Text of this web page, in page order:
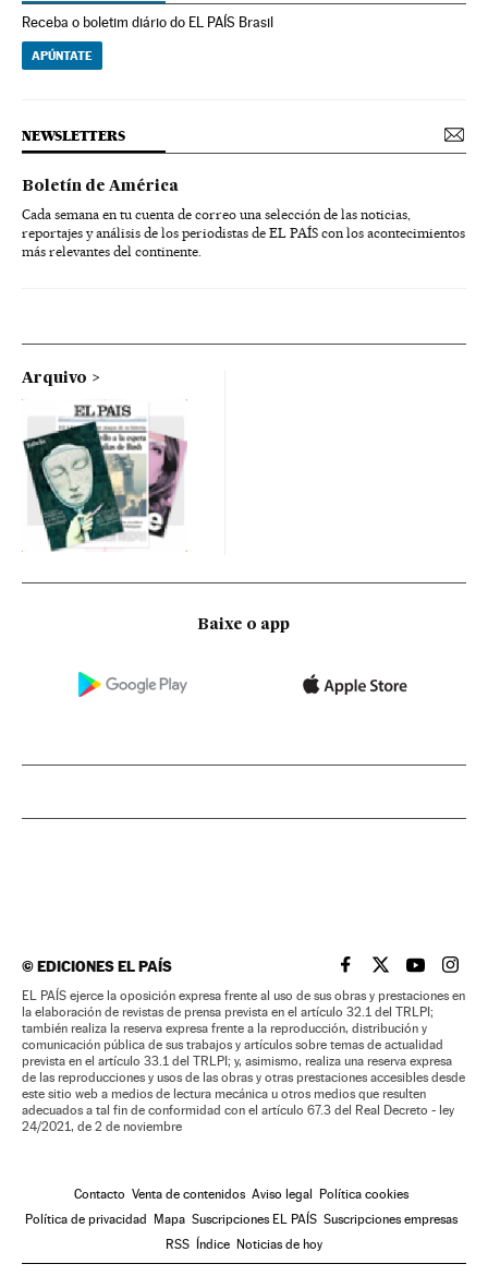
Receba o boletim diário do EL PAÍS Brasil
APÚNTATE
NEWSLETTERS
Boletín de América
Cada semana en tu cuenta de correo una selección de las noticias,
reportajes y análisis de los periodistas de EL PAÍS con los acontecimientos
más relevantes del continente.
Arquivo
Baixe o app
©EDICIONES EL PAÍS EL PAÍS BRASIL EN
EL PAÍSEL PAÍS
EL
EL PAÍS ejerce la oposición expresa frente al uso de sus obras y prestaciones en
la elaboración de revistas de prensa prevista en el artículo 32.1 del TRLPI;
también realiza la reserva expresa frente a la reproducción, distribución y
comunicación pública de sus trabajos y artículos sobre temas de actualidad
prevista en el artículo 33.1 del TRLPI; y, asimismo, realiza una reserva expresa
de las reproducciones y usos de las obras y otras prestaciones accesibles desde
este sitio web a medios de lectura mecánica u otros medios que resulten
adecuados a tal fin de conformidad con el artículo 67.3 del Real Decreto - ley
24/2021, de 2 de noviembre
Contacto Venta de contenidos Aviso legal
Política cookies
Política de privacidad
Mapa Suscripciones EL PAÍS Suscripciones empresas
RSS
Índice Noticias de hoy